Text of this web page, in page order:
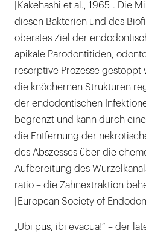
[Kakehashi et al., 1965]. Die
diesen Bakterien und des
oberstes Ziel der
apikale Parodontitiden,
resorptive Prozesse gestoppt
die knöchernen Strukturen
der endodontischen
begrenzt und kann durch
die Entfernung der
des Abszesses über die
Aufbereitung des
ratio – die Zahnextraktion
[European Society of
„Ubi pus, ibi evacua!“ – der